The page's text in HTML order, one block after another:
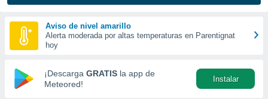
las
y
forma
digital
basada
Aviso de nivel amarillo
Alerta moderada por altas temperaturas en Parentignat
hoy
¡Descarga GRATIS la app de
Meteored!
Instalar